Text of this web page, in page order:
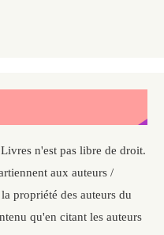
n'est pas libre de droit.
aux auteurs /
propriété des auteurs du
qu'en citant les auteurs